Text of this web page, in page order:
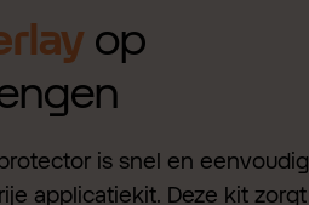
op
is snel en eenvoudig
applicatiekit. Deze kit zorgt